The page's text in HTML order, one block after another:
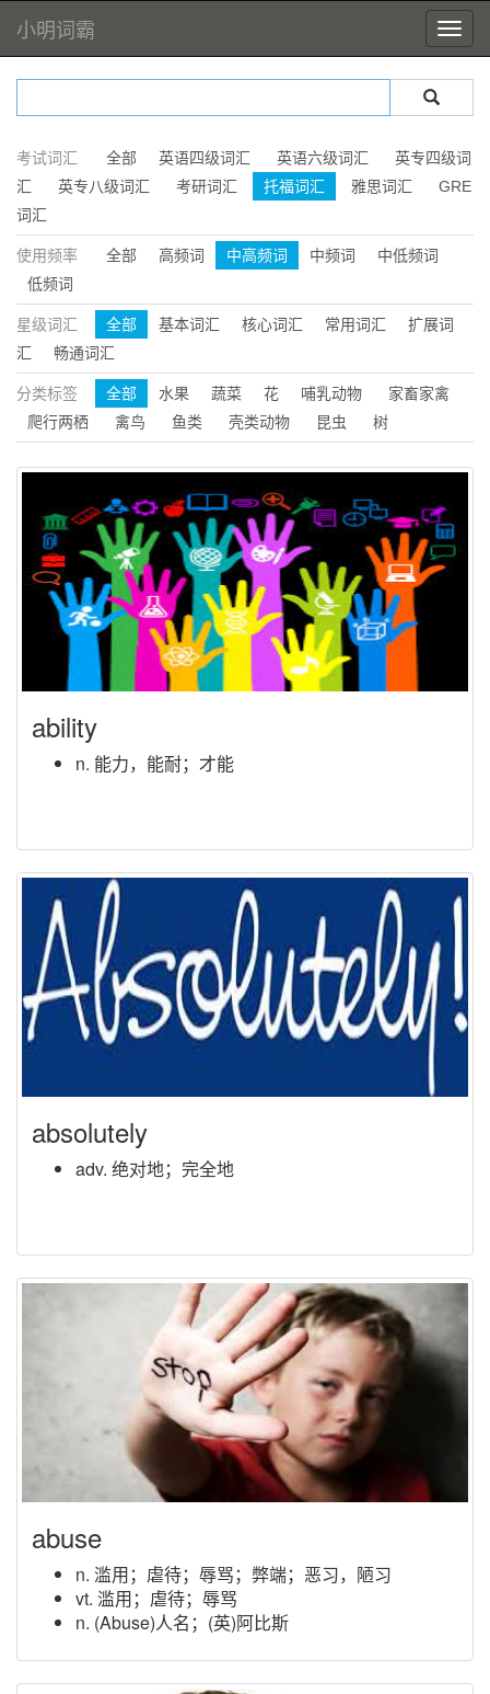
小明词霸
考试词汇 全部 英语四级词汇 英语六级词汇
英专四级词
汇
英专八级词汇 考研词汇 托福词汇 雅思词汇
GRE
词汇
使用频率 全部 高频词 中高频词 中频词
中低频词
低频词
星级词汇 全部 基本词汇 核心词汇 常用词汇
扩展词
汇
畅通词汇
分类标签 全部 水果 蔬菜 花 哺乳动物
家畜家禽
爬行两栖
禽鸟 鱼类 壳类动物 昆虫 树
ability
n. 能力，能耐；才能
absolutely
adv. 绝对地；完全地
abuse
n. 滥用；虐待；辱骂；弊端；恶习，陋习
vt. 滥用；虐待；辱骂
n. (Abuse)人名；(英)阿比斯